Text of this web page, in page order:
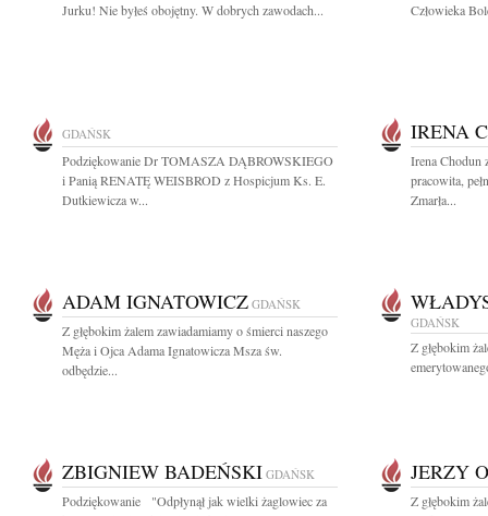
Jurku! Nie byłeś obojętny. W dobrych zawodach...
Człowieka
GDAŃSK
Podziękowanie Dr TOMASZA DĄBROWSKIEGO
i Panią RENATĘ WEISBROD z Hospicjum Ks. E.
Dutkiewicza w...
IRENA
Irena Chodun
pracowita,
Zmarła...
ADAM IGNATOWICZ GDAŃSK
Z głębokim żalem zawiadamiamy o śmierci naszego
Męża i Ojca Adama Ignatowicza Msza św.
odbędzie...
GDAŃSK
Z głębokim
ZBIGNIEW BADEŃSKI GDAŃSK
Podziękowanie "Odpłynął jak wielki żaglowiec za
JERZY
Z głębokim